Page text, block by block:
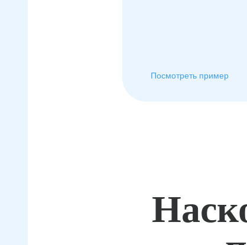
Посмотреть пример